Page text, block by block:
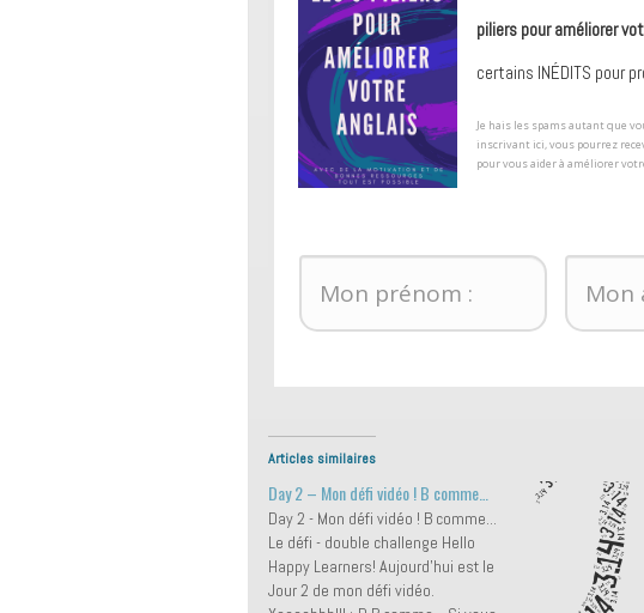
piliers pour améliorer
certains ​INÉDITS pour
​Je hais les spams autant que
inscrivant ici, vous pourrez
pour ​vous aider à améliorer
Articles similaires
Day 2 – Mon défi vidéo ! B comme…
Day 2 - Mon défi vidéo ! B comme...
Le défi - double challenge Hello
Happy Learners! Aujourd'hui est le
Jour 2 de mon défi vidéo.